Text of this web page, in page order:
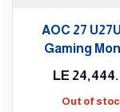
AOC 27
Gaming
LE
Out of